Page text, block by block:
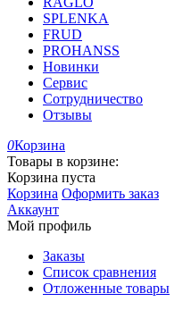
SPLENKA
FRUD
PROHANSS
Новинки
Сервис
Сотрудничество
Отзывы
0Корзина
Товары в корзине:
Корзина пуста
Корзина Оформить заказ
Аккаунт
Мой профиль
Заказы
Список сравнения
Отложенные товары